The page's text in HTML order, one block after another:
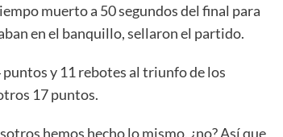
muerto a 50 segundos del final para
en el banquillo, sellaron el partido.
y 11 rebotes al triunfo de los
17 puntos.
hemos hecho lo mismo, ¿no? Así que